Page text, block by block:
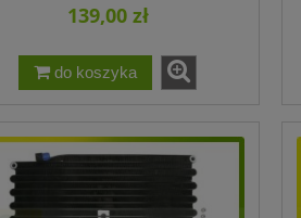
SILNIKOWY KUBOTA
OIL POWER PLUS 10W-
30
Cena regularna: 169,00 zł
Najniższa cena:169,00 zł
139,00 zł
do koszyka